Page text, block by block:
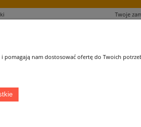
zamówień
Twoje
Łatwy dojazd z Sopotu, Gdańska i Gdyni -
nam dostosować ofertę do Twoich